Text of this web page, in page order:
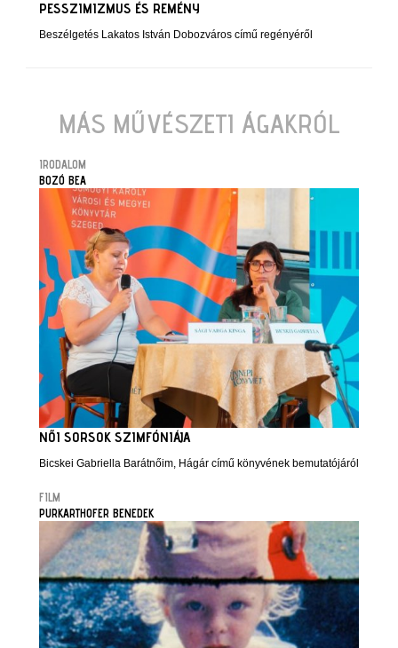
PESSZIMIZMUS ÉS REMÉNY
Beszélgetés Lakatos István Dobozváros című regényéről
MÁS MŰVÉSZETI ÁGAKRÓL
IRODALOM
BOZÓ BEA
NŐI SORSOK SZIMFÓNIÁJA
Bicskei Gabriella Barátnőim, Hágár című könyvének bemutatójáról
FILM
PURKARTHOFER BENEDEK